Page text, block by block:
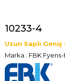
10233-4
Uzun Saplı
Marka : FBK